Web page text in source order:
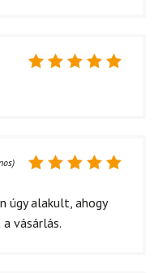
5/ 5
úgy alakult, ahogy
vásárlás.